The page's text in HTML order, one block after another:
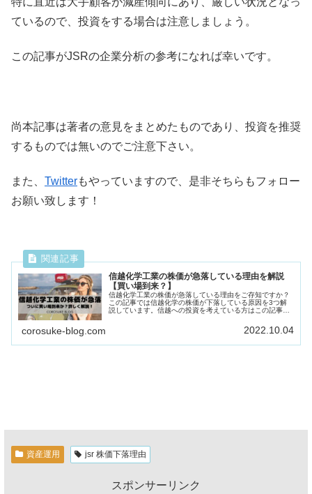
ているので、投資をする場合は注意しましょう。
この記事がJSRの企業分析の参考になれば幸いです。
尚本記事は著者の意見をまとめたものであり、投資を推奨
するものでは無いのでご注意下さい。
また、 Twitterもやっていますので、是非そちらもフォロー
お願い致します！
信越化学工業の株価が急落している理由を解説
【買い場到来？】
信越化学工業の株価が急落している理由をご存知ですか？
この記事では信越化学の株価が下落している原因を3つ解
説しています。信越への投資を考えている方はこの記事を
corosuke-blog.com 2022.10.04
資産運用 jsr 株価下落理由
スポンサーリンク